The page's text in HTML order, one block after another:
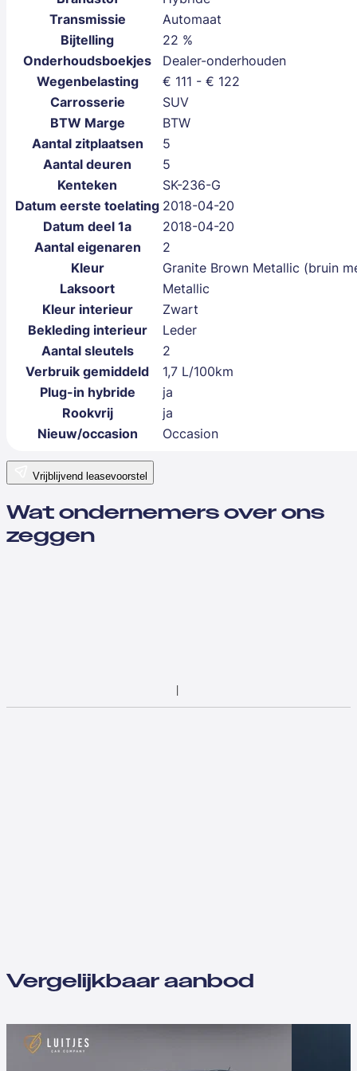
Transmissie
Automaat
Bijtelling
22 %
Onderhoudsboekjes
Dealer-onderhouden
Wegenbelasting
€ 111 - € 122
Carrosserie
SUV
BTW Marge
BTW
Aantal zitplaatsen
5
Aantal deuren
5
Kenteken
SK-236-G
Datum eerste toelating 2018-04-20
Datum deel 1a
2018-04-20
Aantal eigenaren
2
Kleur
Granite Brown Metallic (bruin
Laksoort
Metallic
Kleur interieur
Zwart
Bekleding interieur
Leder
Aantal sleutels
2
Verbruik gemiddeld
1,7 L/100km
Plug-in hybride
ja
Rookvrij
ja
Nieuw/occasion
Occasion
Vrijblijvend leasevoorstel
Wat ondernemers over ons
zeggen
Vergelijkbaar aanbod